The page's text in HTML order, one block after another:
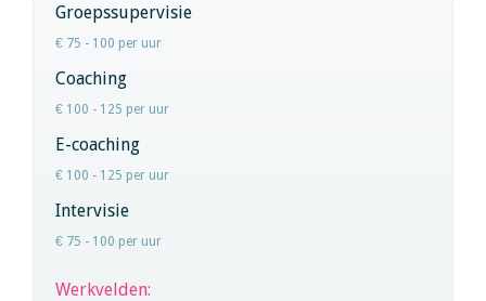
Groepssupervisie
€ 75 - 100 per uur
Coaching
€ 100 - 125 per uur
E-coaching
€ 100 - 125 per uur
Intervisie
€ 75 - 100 per uur
Werkvelden: